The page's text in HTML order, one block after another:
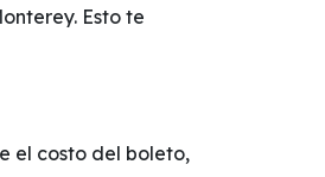
Esto te
el costo del boleto,